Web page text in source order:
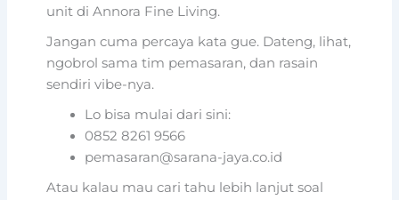
unit di Annora Fine Living.
Jangan cuma percaya kata gue. Dateng, lihat,
ngobrol sama tim pemasaran, dan rasain
sendiri vibe-nya.
Lo bisa mulai dari sini:
0852 8261 9566
pemasaran@sarana-jaya.co.id
Atau kalau mau cari tahu lebih lanjut soal